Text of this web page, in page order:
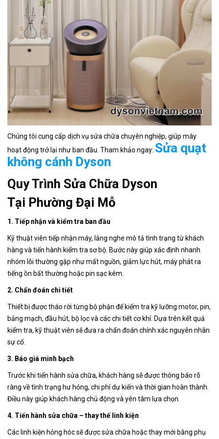
Chúng tôi cung cấp dịch vụ sửa chữa chuyên nghiệp, giúp máy
hoạt động trở lại như ban đầu. Tham khảo ngay: Sửa quạt
không cánh Dyson
Quy Trình Sửa Chữa Dyson
Tại Phường Đại Mỗ
1. Tiếp nhận và kiểm tra ban đầu
Kỹ thuật viên tiếp nhận máy, lắng nghe mô tả tình trạng từ khách
hàng và tiến hành kiểm tra sơ bộ. Bước này giúp xác định nhanh
nhóm lỗi thường gặp như mất nguồn, giảm lực hút, máy phát ra
tiếng ồn bất thường hoặc pin sạc kém.
2. Chẩn đoán chi tiết
Thiết bị được tháo rời từng bộ phận để kiểm tra kỹ lưỡng motor, pin,
bảng mạch, đầu hút, bộ lọc và các chi tiết cơ khí. Dựa trên kết quả
kiểm tra, kỹ thuật viên sẽ đưa ra chẩn đoán chính xác nguyên nhân
sự cố.
3. Báo giá minh bạch
Trước khi tiến hành sửa chữa, khách hàng sẽ được thông báo rõ
ràng về tình trạng hư hỏng, chi phí dự kiến và thời gian hoàn thành.
Điều này giúp khách hàng chủ động và yên tâm lựa chọn.
4. Tiến hành sửa chữa – thay thế linh kiện
Các linh kiện hỏng hóc sẽ được sửa chữa hoặc thay mới bằng phụ